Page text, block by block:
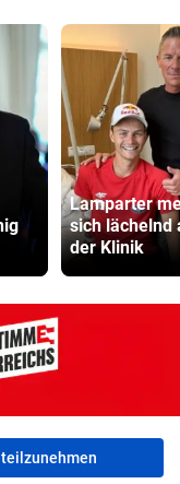
Lamparter
sich lächelnd
der Klinik